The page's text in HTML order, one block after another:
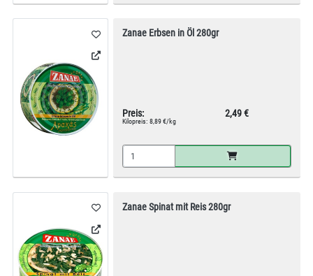
Zanae Erbsen in Öl 280gr
Preis: 2,49 €
Kilopreis: 8,89 €/kg
Zanae Spinat mit Reis 280gr